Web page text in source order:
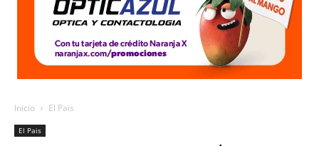
Inicio El Pais
El Pais